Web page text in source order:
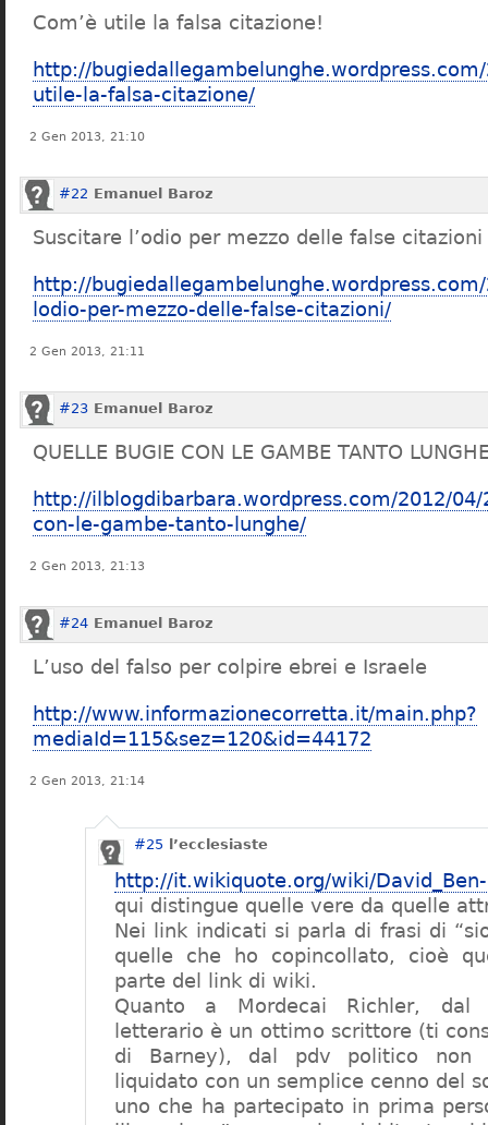
Com’è utile la falsa citazione!
http://
utile-la-falsa-citazione/
2 Gen 2013, 21:10
#22 Emanuel Baroz
Suscitare l’odio per mezzo delle false citazioni
http://
lodio-per-mezzo-delle-false-citazioni/
2 Gen 2013, 21:11
#23 Emanuel Baroz
QUELLE BUGIE CON LE GAMBE TANTO
http://ilblogdibarbara.wordpress.com/2012/
con-le-gambe-tanto-lunghe/
2 Gen 2013, 21:13
#24 Emanuel Baroz
L’uso del falso per colpire ebrei e Israele
http://www.informazionecorretta.it/main.php?
mediaId=115&sez=120&id=44172
2 Gen 2013, 21:14
#25 l’ecclesiaste
http://it.wikiquote.org/wiki/
qui distingue quelle vere da quelle
Nei link indicati si parla di frasi di
quelle che ho copincollato, cioè
parte del link di wiki.
Quanto a Mordecai Richler,
letterario è un ottimo scrittore (ti
di Barney), dal pdv politico non
liquidato con un semplice cenno del
uno che ha partecipato in prima